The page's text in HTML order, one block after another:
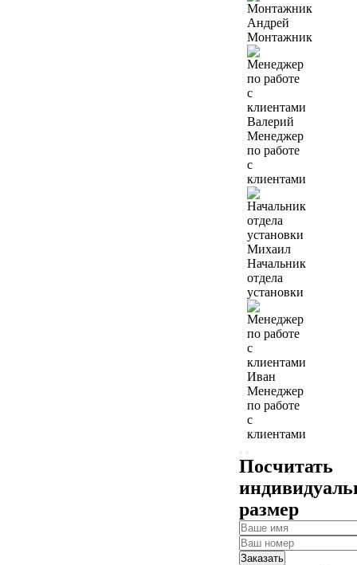
Андрей
Монтажник
Валерий
Менеджер
по работе
с
клиентами
Михаил
Начальник
отдела
установки
Иван
Менеджер
по работе
с
клиентами
Посчитать
размер
Заказать